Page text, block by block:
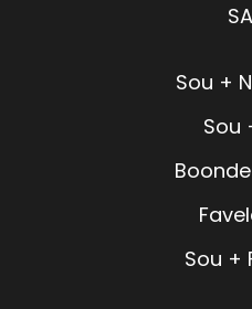
Sou +
Sou
Sou +